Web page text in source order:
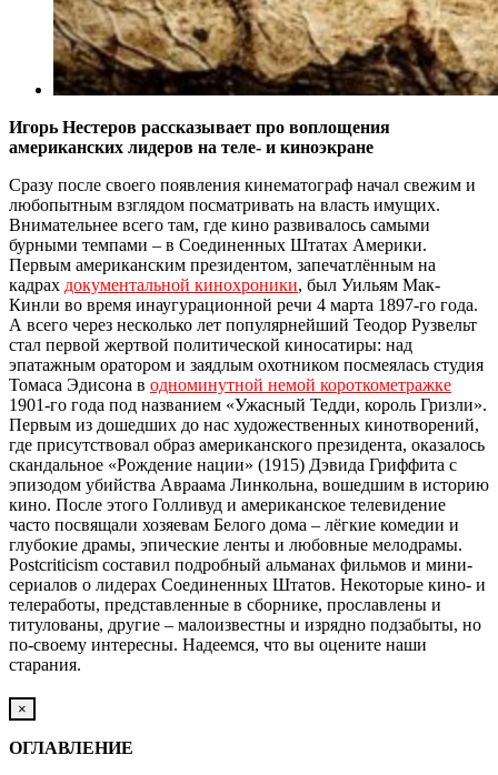
Игорь Нестеров рассказывает про воплощения
американских лидеров на теле- и киноэкране
Сразу после своего появления кинематограф начал свежим и
любопытным взглядом посматривать на власть имущих.
Внимательнее всего там, где кино развивалось самыми
бурными темпами – в Соединенных Штатах Америки.
Первым американским президентом, запечатлённым на
кадрах документальной кинохроники, был Уильям Мак-
Кинли во время инаугурационной речи 4 марта 1897-го года.
А всего через несколько лет популярнейший Теодор Рузвельт
стал первой жертвой политической киносатиры: над
эпатажным оратором и заядлым охотником посмеялась студия
Томаса Эдисона в одноминутной немой короткометражке
1901-го года под названием «Ужасный Тедди, король Гризли».
Первым из дошедших до нас художественных кинотворений,
где присутствовал образ американского президента, оказалось
скандальное «Рождение нации» (1915) Дэвида Гриффита с
эпизодом убийства Авраама Линкольна, вошедшим в историю
кино. После этого Голливуд и американское телевидение
часто посвящали хозяевам Белого дома – лёгкие комедии и
глубокие драмы, эпические ленты и любовные мелодрамы.
Postcriticism составил подробный альманах фильмов и мини-
сериалов о лидерах Соединенных Штатов. Некоторые кино- и
телеработы, представленные в сборнике, прославлены и
титулованы, другие – малоизвестны и изрядно подзабыты, но
по-своему интересны. Надеемся, что вы оцените наши
старания.
×
ОГЛАВЛЕНИЕ